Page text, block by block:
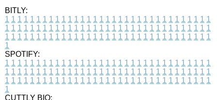
BITLY:
1 1 1 1 1 1 1 1 1 1 1 1 1 1 1 1 1 1 1 1 1 1 1 1 1 1 1 1 1 1 1 1 1
1 1 1 1 1 1 1 1 1 1 1 1 1 1 1 1 1 1 1 1 1 1 1 1 1 1 1 1 1 1 1 1 1
1 1 1 1 1 1 1 1 1 1 1 1 1 1 1 1 1 1 1 1 1 1 1 1 1 1 1 1 1 1 1 1 1
1
SPOTIFY:
1 1 1 1 1 1 1 1 1 1 1 1 1 1 1 1 1 1 1 1 1 1 1 1 1 1 1 1 1 1 1 1 1
1 1 1 1 1 1 1 1 1 1 1 1 1 1 1 1 1 1 1 1 1 1 1 1 1 1 1 1 1 1 1 1 1
1 1 1 1 1 1 1 1 1 1 1 1 1 1 1 1 1 1 1 1 1 1 1 1 1 1 1 1 1 1 1 1 1
1
CUTTLY BIO: